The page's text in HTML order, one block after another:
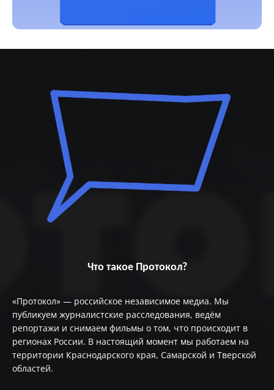
Что такое Протокол?
«Протокол» — российское независимое медиа. Мы
публикуем журналистские расследования, ведём
репортажи и снимаем фильмы о том, что происходит в
регионах России. В настоящий момент мы работаем на
территории Краснодарского края, Самарской и Тверской
областей.